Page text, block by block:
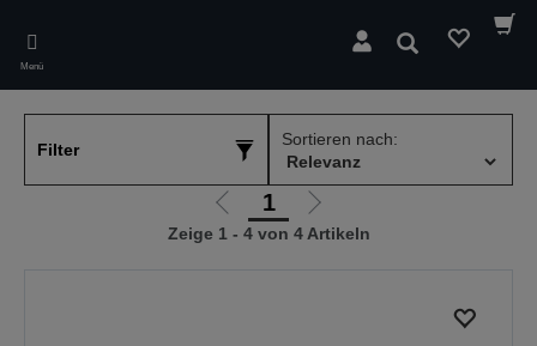
main
content
Menü
Suchen
Filter
Sortieren nach:
Zur
vorherigen
1
Zur
nächsten
Zeige 1 - 4 von 4 Artikeln